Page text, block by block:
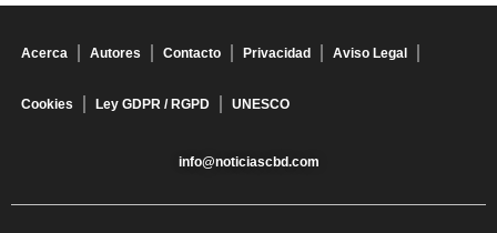
Acerca Autores Contacto Privacidad Aviso Legal
Cookies Ley GDPR / RGPD UNESCO
info@noticiascbd.com